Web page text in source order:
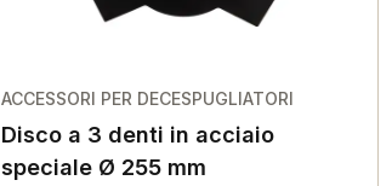
ACCESSORI PER DECESPUGLIATORI
Disco a 3 denti in acciaio
speciale Ø 255 mm